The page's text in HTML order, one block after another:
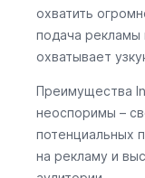
охватить
подача рекламы
охватывает
Преимущества
неоспоримы –
потенциальных
на рекламу и